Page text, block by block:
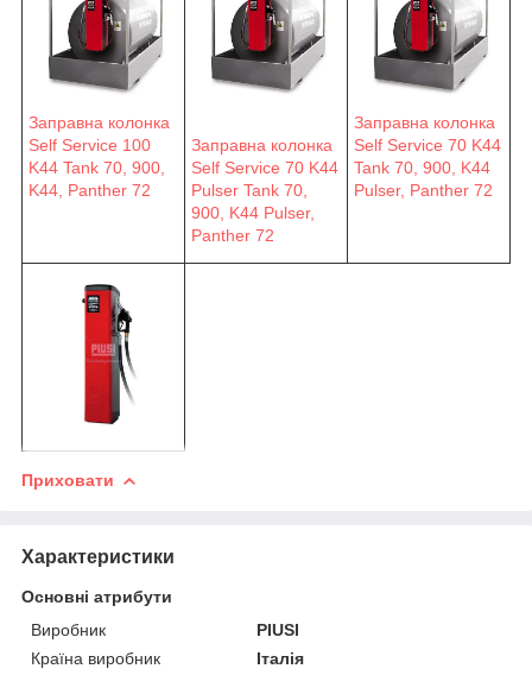
Заправна колонка
Self Service 100
K44 Tank 70, 900,
K44, Panther 72
Заправна колонка
Self Service 70 K44
Pulser Tank 70,
900, K44 Pulser,
Panther 72
Заправна колонка
Self Service 70 K44
Tank 70, 900, K44
Pulser, Panther 72
Приховати
Характеристики
Основні атрибути
Виробник
PIUSI
Країна виробник
Італія